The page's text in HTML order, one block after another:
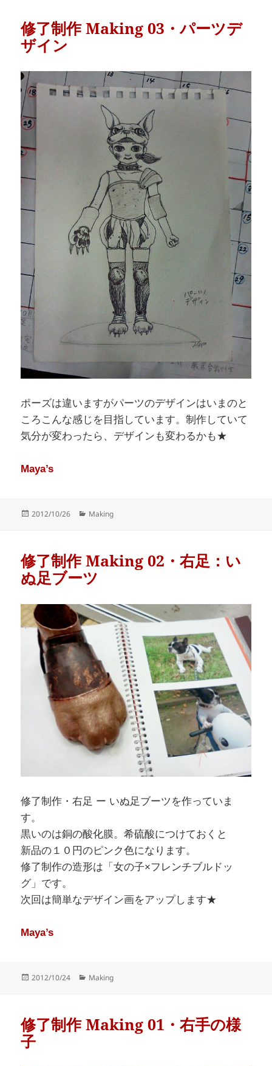
修了制作 Making 03・パーツデ
ザイン
ポーズは違いますがパーツのデザインはいまのと
ころこんな感じを目指しています。制作していて
気分が変わったら、デザインも変わるかも★
Maya’s
Posted
2012/10/26 Categories
Making
修了制作 Making 02・右足：い
ぬ足ブーツ
修了制作・右足 ー いぬ足ブーツを作っていま
す。
黒いのは銅の酸化膜。希硫酸につけておくと
新品の１０円のピンク色になります。
修了制作の造形は「女の子×フレンチブルドッ
グ」です。
次回は簡単なデザイン画をアップします★
Maya’s
Posted
2012/10/24 Categories
Making
修了制作 Making 01・右手の様
子